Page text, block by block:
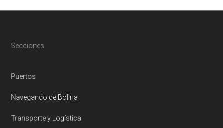
Footer
Secciones
Puertos
Navegando de Bolina
Transporte y Logística